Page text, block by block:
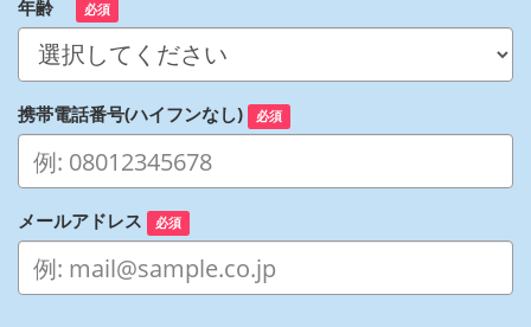
年齢 必須
携帯電話番号(ハイフンなし) 必須
メールアドレス 必須